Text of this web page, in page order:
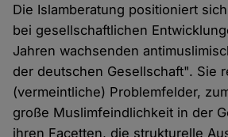
Die Islamberatung positioniert
bei gesellschaftlichen
Jahren wachsenden
der deutschen Gesellschaft". Sie
(vermeintliche) Problemfelder,
große Muslimfeindlichkeit in der
ihren Facetten, die strukturelle